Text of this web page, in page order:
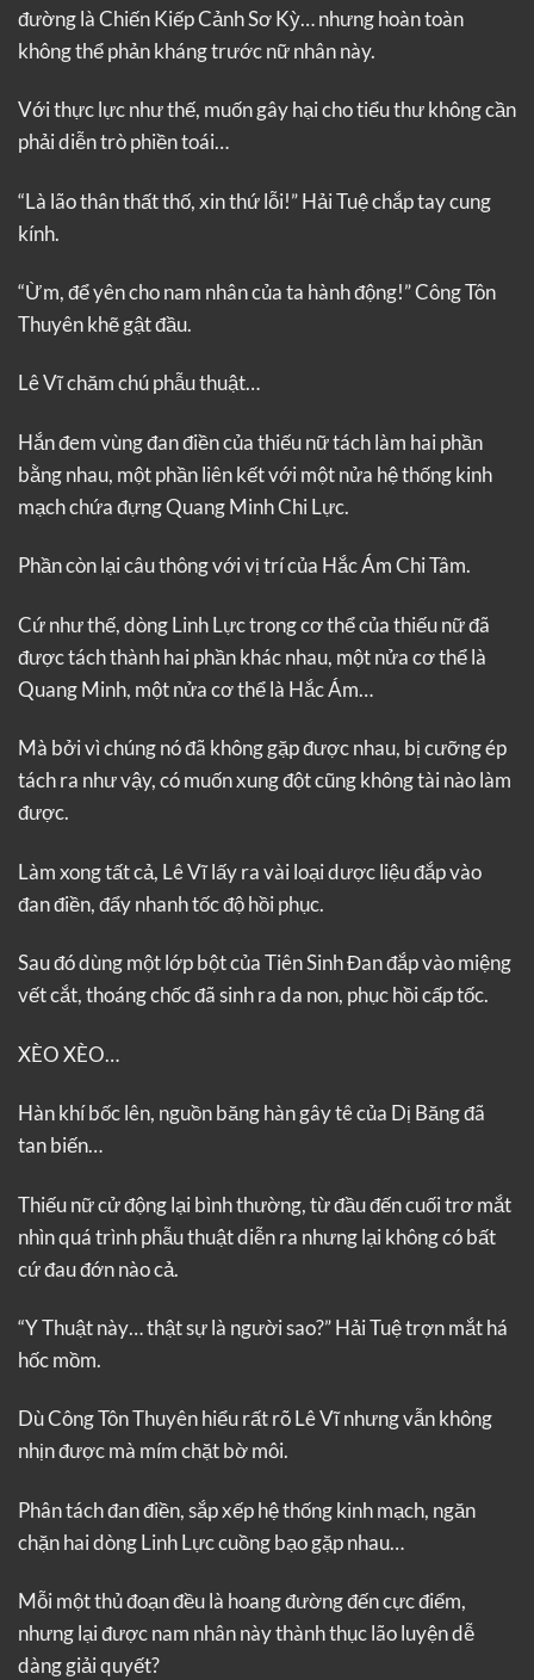
đường là Chiến Kiếp Cảnh Sơ Kỳ… nhưng hoàn toàn
không thể phản kháng trước nữ nhân này.
Với thực lực như thế, muốn gây hại cho tiểu thư không cần
phải diễn trò phiền toái…
“Là lão thân thất thố, xin thứ lỗi!” Hải Tuệ chắp tay cung
kính.
“Ừm, để yên cho nam nhân của ta hành động!” Công Tôn
Thuyên khẽ gật đầu.
Lê Vĩ chăm chú phẫu thuật…
Hắn đem vùng đan điền của thiếu nữ tách làm hai phần
bằng nhau, một phần liên kết với một nửa hệ thống kinh
mạch chứa đựng Quang Minh Chi Lực.
Phần còn lại câu thông với vị trí của Hắc Ám Chi Tâm.
Cứ như thế, dòng Linh Lực trong cơ thể của thiếu nữ đã
được tách thành hai phần khác nhau, một nửa cơ thể là
Quang Minh, một nửa cơ thể là Hắc Ám…
Mà bởi vì chúng nó đã không gặp được nhau, bị cưỡng ép
tách ra như vậy, có muốn xung đột cũng không tài nào làm
được.
Làm xong tất cả, Lê Vĩ lấy ra vài loại dược liệu đắp vào
đan điền, đẩy nhanh tốc độ hồi phục.
Sau đó dùng một lớp bột của Tiên Sinh Đan đắp vào miệng
vết cắt, thoáng chốc đã sinh ra da non, phục hồi cấp tốc.
XÈO XÈO…
Hàn khí bốc lên, nguồn băng hàn gây tê của Dị Băng đã
tan biến…
Thiếu nữ cử động lại bình thường, từ đầu đến cuối trơ mắt
nhìn quá trình phẫu thuật diễn ra nhưng lại không có bất
cứ đau đớn nào cả.
“Y Thuật này… thật sự là người sao?” Hải Tuệ trợn mắt há
hốc mồm.
Dù Công Tôn Thuyên hiểu rất rõ Lê Vĩ nhưng vẫn không
nhịn được mà mím chặt bờ môi.
Phân tách đan điền, sắp xếp hệ thống kinh mạch, ngăn
chặn hai dòng Linh Lực cuồng bạo gặp nhau…
Mỗi một thủ đoạn đều là hoang đường đến cực điểm,
nhưng lại được nam nhân này thành thục lão luyện dễ
dàng giải quyết?